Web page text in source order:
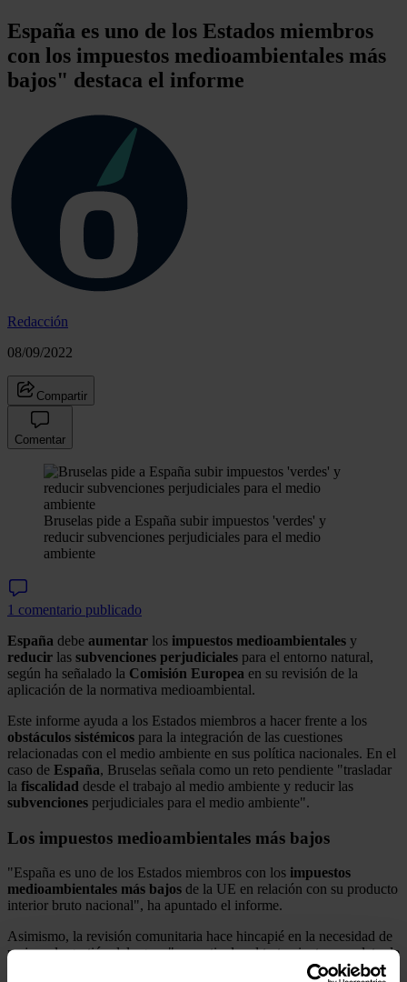
España es uno de los Estados miembros
con los impuestos medioambientales más
bajos" destaca el informe
Redacción
08/09/2022
Compartir
Comentar
Bruselas pide a España subir impuestos 'verdes' y
reducir subvenciones perjudiciales para el medio
ambiente
1 comentario publicado
España debe aumentar los impuestos medioambientales y
reducir las subvenciones perjudiciales para el entorno natural,
según ha señalado la Comisión Europea en su revisión de la
aplicación de la normativa medioambiental.
Este informe ayuda a los Estados miembros a hacer frente a los
obstáculos sistémicos para la integración de las cuestiones
relacionadas con el medio ambiente en sus política nacionales. En el
caso de España, Bruselas señala como un reto pendiente "trasladar
la fiscalidad desde el trabajo al medio ambiente y reducir las
subvenciones perjudiciales para el medio ambiente".
Los impuestos medioambientales más bajos
"España es uno de los Estados miembros con los impuestos
medioambientales más bajos de la UE en relación con su producto
interior bruto nacional", ha apuntado el informe.
Asimismo, la revisión comunitaria hace hincapié en la necesidad de
mejorar la gestión del agua, "en particular el tratamiento completo de
pide una mejora desde la